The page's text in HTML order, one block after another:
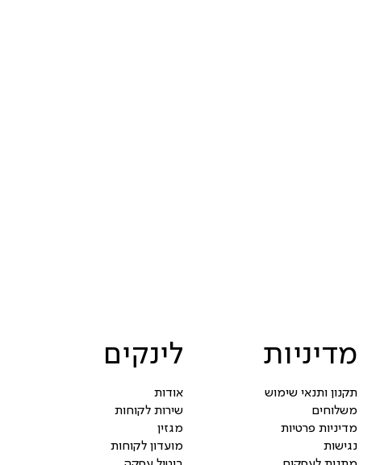
מדיניות
תקנון ותנאי שימוש
משלוחים
מדיניות פרטיות
נגישות
לינקים
אודות
שירות לקוחות
מגזין
מועדון לקוחות